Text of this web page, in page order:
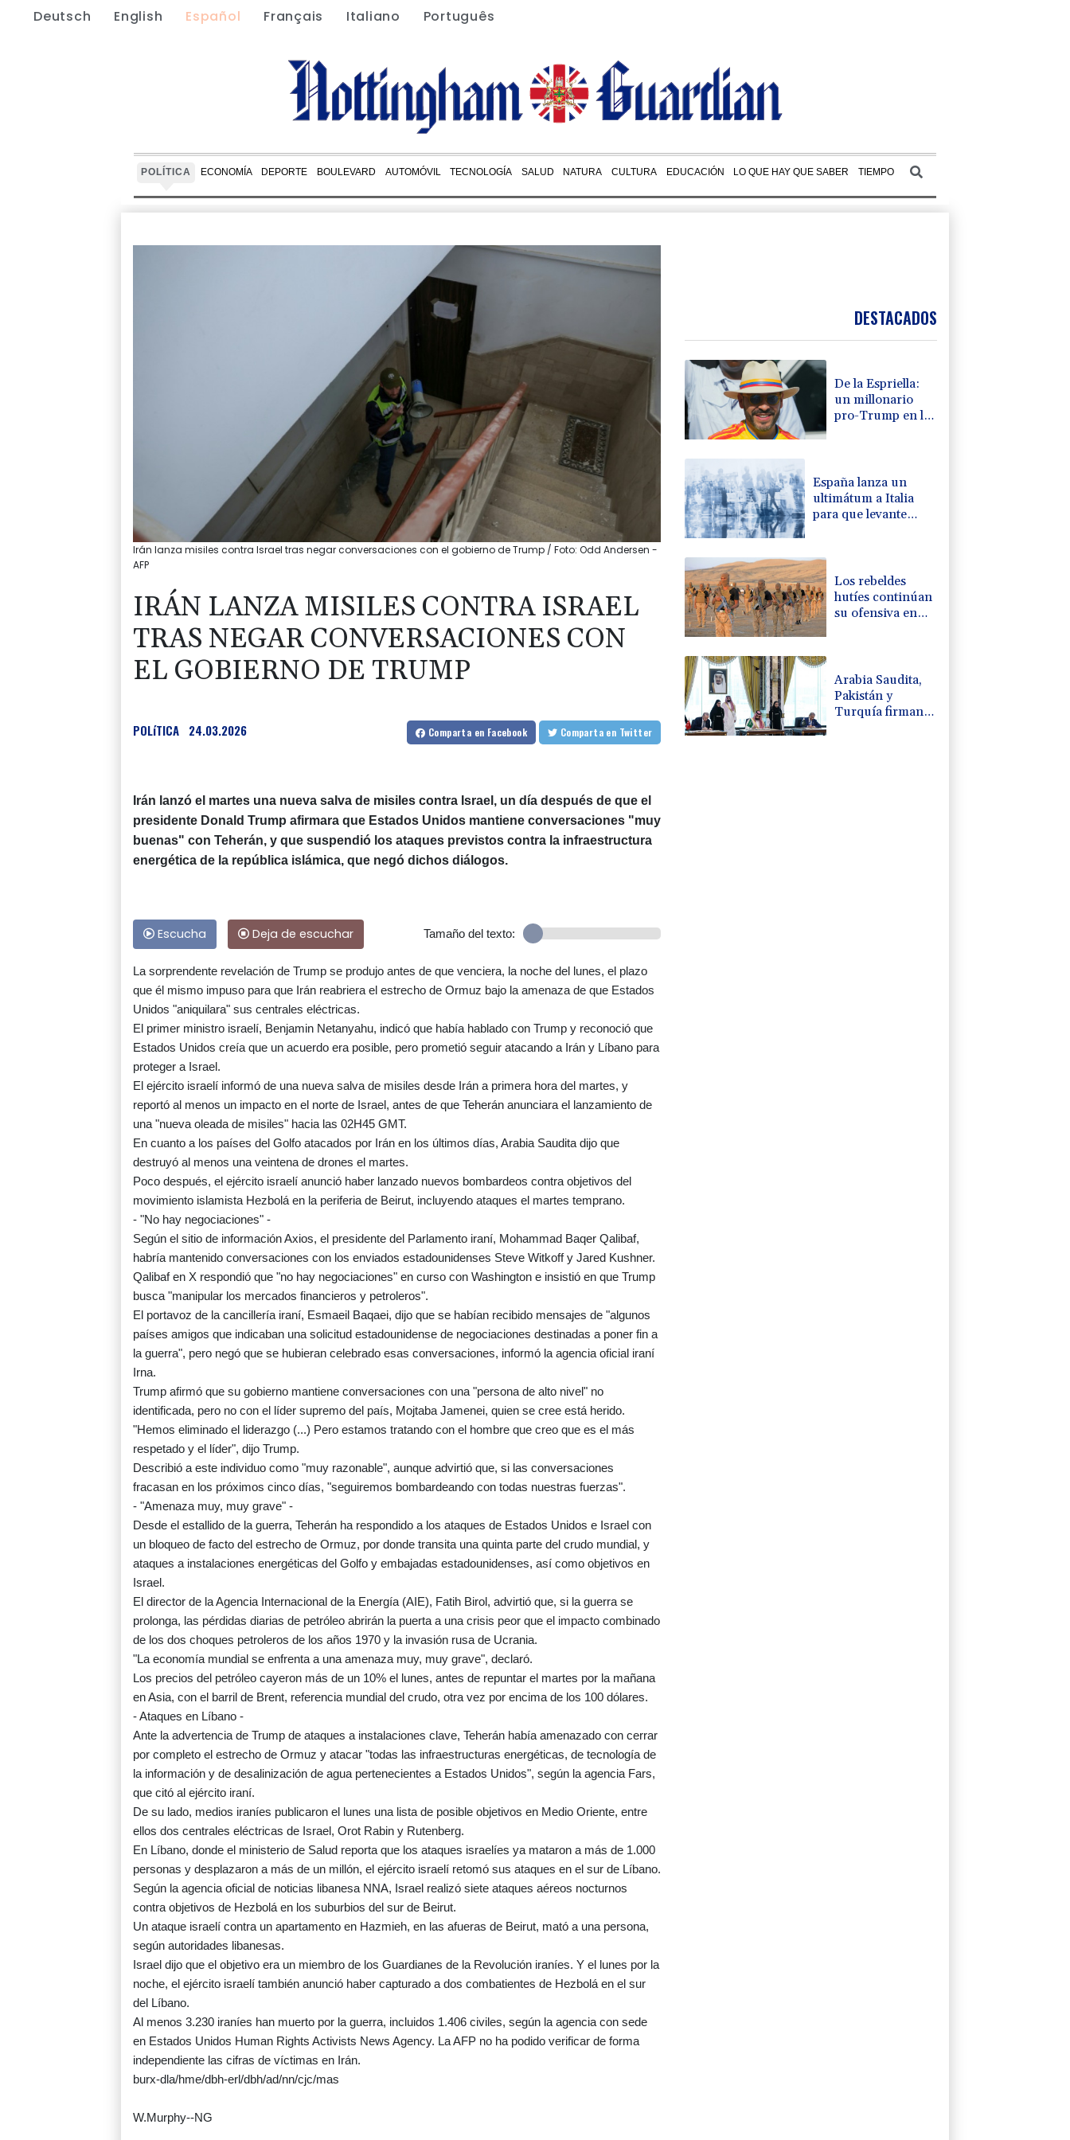
Deutsch English Español Français Italiano Português
POLÍTICA ECONOMÍA DEPORTE BOULEVARD AUTOMÓVIL TECNOLOGÍA SALUD NATURA CULTURA EDUCACIÓN LO QUE HAY QUE SABER TIEMPO
Irán lanza misiles contra Israel tras negar conversaciones con el gobierno de Trump / Foto: Odd Andersen -
AFP
IRÁN LANZA MISILES CONTRA ISRAEL
TRAS NEGAR CONVERSACIONES CON
EL GOBIERNO DE TRUMP
POLíTICA 24.03.2026 Comparta en Facebook Comparta en Twitter
Irán lanzó el martes una nueva salva de misiles contra Israel, un día después de que el
presidente Donald Trump afirmara que Estados Unidos mantiene conversaciones "muy
buenas" con Teherán, y que suspendió los ataques previstos contra la infraestructura
energética de la república islámica, que negó dichos diálogos.
Escucha Deja de escuchar Tamaño del texto:
La sorprendente revelación de Trump se produjo antes de que venciera, la noche del lunes, el plazo
que él mismo impuso para que Irán reabriera el estrecho de Ormuz bajo la amenaza de que Estados
Unidos "aniquilara" sus centrales eléctricas.
El primer ministro israelí, Benjamin Netanyahu, indicó que había hablado con Trump y reconoció que
Estados Unidos creía que un acuerdo era posible, pero prometió seguir atacando a Irán y Líbano para
proteger a Israel.
El ejército israelí informó de una nueva salva de misiles desde Irán a primera hora del martes, y
reportó al menos un impacto en el norte de Israel, antes de que Teherán anunciara el lanzamiento de
una "nueva oleada de misiles" hacia las 02H45 GMT.
En cuanto a los países del Golfo atacados por Irán en los últimos días, Arabia Saudita dijo que
destruyó al menos una veintena de drones el martes.
Poco después, el ejército israelí anunció haber lanzado nuevos bombardeos contra objetivos del
movimiento islamista Hezbolá en la periferia de Beirut, incluyendo ataques el martes temprano.
- "No hay negociaciones" -
Según el sitio de información Axios, el presidente del Parlamento iraní, Mohammad Baqer Qalibaf,
habría mantenido conversaciones con los enviados estadounidenses Steve Witkoff y Jared Kushner.
Qalibaf en X respondió que "no hay negociaciones" en curso con Washington e insistió en que Trump
busca "manipular los mercados financieros y petroleros".
El portavoz de la cancillería iraní, Esmaeil Baqaei, dijo que se habían recibido mensajes de "algunos
países amigos que indicaban una solicitud estadounidense de negociaciones destinadas a poner fin a
la guerra", pero negó que se hubieran celebrado esas conversaciones, informó la agencia oficial iraní
Irna.
Trump afirmó que su gobierno mantiene conversaciones con una "persona de alto nivel" no
identificada, pero no con el líder supremo del país, Mojtaba Jamenei, quien se cree está herido.
"Hemos eliminado el liderazgo (...) Pero estamos tratando con el hombre que creo que es el más
respetado y el líder", dijo Trump.
Describió a este individuo como "muy razonable", aunque advirtió que, si las conversaciones
fracasan en los próximos cinco días, "seguiremos bombardeando con todas nuestras fuerzas".
- "Amenaza muy, muy grave" -
Desde el estallido de la guerra, Teherán ha respondido a los ataques de Estados Unidos e Israel con
un bloqueo de facto del estrecho de Ormuz, por donde transita una quinta parte del crudo mundial, y
ataques a instalaciones energéticas del Golfo y embajadas estadounidenses, así como objetivos en
Israel.
El director de la Agencia Internacional de la Energía (AIE), Fatih Birol, advirtió que, si la guerra se
prolonga, las pérdidas diarias de petróleo abrirán la puerta a una crisis peor que el impacto combinado
de los dos choques petroleros de los años 1970 y la invasión rusa de Ucrania.
"La economía mundial se enfrenta a una amenaza muy, muy grave", declaró.
Los precios del petróleo cayeron más de un 10% el lunes, antes de repuntar el martes por la mañana
en Asia, con el barril de Brent, referencia mundial del crudo, otra vez por encima de los 100 dólares.
- Ataques en Líbano -
Ante la advertencia de Trump de ataques a instalaciones clave, Teherán había amenazado con cerrar
por completo el estrecho de Ormuz y atacar "todas las infraestructuras energéticas, de tecnología de
la información y de desalinización de agua pertenecientes a Estados Unidos", según la agencia Fars,
que citó al ejército iraní.
De su lado, medios iraníes publicaron el lunes una lista de posible objetivos en Medio Oriente, entre
ellos dos centrales eléctricas de Israel, Orot Rabin y Rutenberg.
En Líbano, donde el ministerio de Salud reporta que los ataques israelíes ya mataron a más de 1.000
personas y desplazaron a más de un millón, el ejército israelí retomó sus ataques en el sur de Líbano.
Según la agencia oficial de noticias libanesa NNA, Israel realizó siete ataques aéreos nocturnos
contra objetivos de Hezbolá en los suburbios del sur de Beirut.
Un ataque israelí contra un apartamento en Hazmieh, en las afueras de Beirut, mató a una persona,
según autoridades libanesas.
Israel dijo que el objetivo era un miembro de los Guardianes de la Revolución iraníes. Y el lunes por la
noche, el ejército israelí también anunció haber capturado a dos combatientes de Hezbolá en el sur
del Líbano.
Al menos 3.230 iraníes han muerto por la guerra, incluidos 1.406 civiles, según la agencia con sede
en Estados Unidos Human Rights Activists News Agency. La AFP no ha podido verificar de forma
independiente las cifras de víctimas en Irán.
burx-dla/hme/dbh-erl/dbh/ad/nn/cjc/mas
W.Murphy--NG
DESTACADOS
De la Espriella:
un millonario
pro-Trump en la
España lanza un
ultimátum a Italia
para que levante
Los rebeldes
hutíes continúan
su ofensiva en
Arabia Saudita,
Pakistán y
Turquía firman